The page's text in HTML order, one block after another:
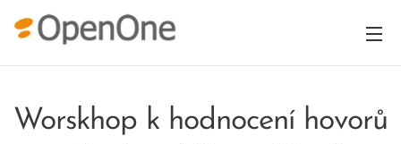
Worskhop k hodnocení hovorů